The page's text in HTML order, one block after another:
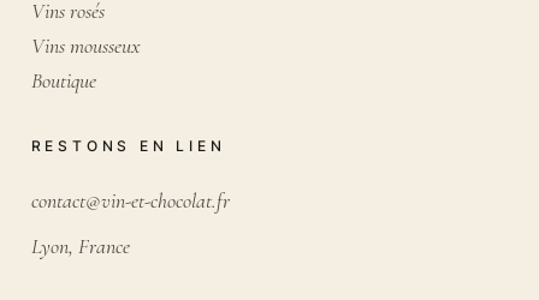
Vins rosés
Vins mousseux
Boutique
RESTONS EN LIEN
contact@vin-et-chocolat.fr
Lyon, France